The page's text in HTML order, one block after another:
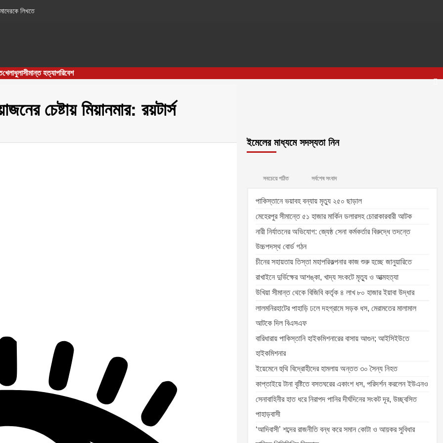
লিখতে
খেলাধুলাসীমান্ত হত্যাপরিবেশ
চেষ্টায় মিয়ানমার: রয়টার্স
ইমেলের মাধ্যমে সদস্যতা নিন
সবচেয়ে পঠিত সর্বশেষ সংবাদ
পাকিস্তানে ভয়াবহ বন্যায় মৃত্যু ২৫০ ছাড়াল
মেহেরপুর সীমান্তে ৫১ হাজার মার্কিন ডলারসহ চোরাকারবারী আটক
নারী নির্যাতনের অভিযোগ: জ্যেষ্ঠ সেনা কর্মকর্তার বিরুদ্ধে তদন্তে
উচ্চপদস্থ বোর্ড গঠন
চীনের সহায়তায় তিস্তা মহাপরিকল্পনার কাজ শুরু হচ্ছে জানুয়ারিতে
রাখাইনে দুর্ভিক্ষের আশঙ্কা, খাদ্য সংকটে মৃত্যু ও আত্মহত্যা
উখিয়া সীমান্ত থেকে বিজিবি কর্তৃক ৪ লাখ ৮০ হাজার ইয়াবা উদ্ধার
লালমনিরহাটের পাহাড়ি ঢলে দহগ্রামে সড়ক ধস, মেরামতের মালামাল
আটকে দিল বিএসএফ
বারিধারায় পাকিস্তানি হাইকমিশনারের বাসায় আগুন; আইসিইউতে
হাইকমিশনার
ইয়েমেনে হুথি বিদ্রোহীদের হামলায় অন্তত ৩০ সৈন্য নিহত
কাপ্তাইয়ে টানা বৃষ্টিতে বসতঘরের একাংশ ধস, পরিদর্শন করলেন ইউএনও
সেনাবাহিনীর হাত ধরে নিরাপদ পানির দীর্ঘদিনের সংকট দূর, উচ্ছ্বসিত
পাহাড়বাসী
‘আদিবাসী’ শব্দের রাজনীতি বন্ধ করে সমান কোটা ও আয়কর সুবিধার